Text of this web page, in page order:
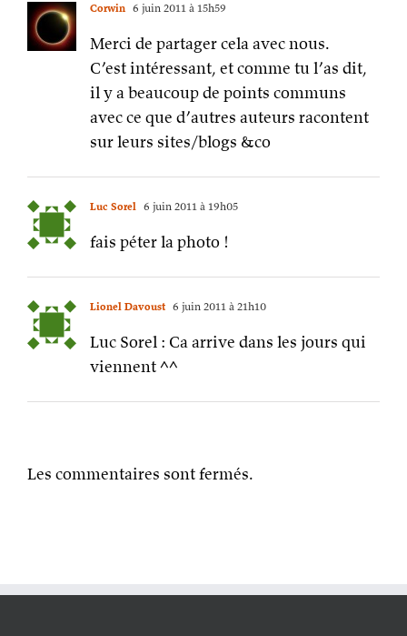
Corwin 6 juin 2011 à 15h59
Merci de partager cela avec nous.
C’est intéressant, et comme tu l’as dit,
il y a beaucoup de points communs
avec ce que d’autres auteurs racontent
sur leurs sites/blogs &co
Luc Sorel 6 juin 2011 à 19h05
fais péter la photo !
Lionel Davoust 6 juin 2011 à 21h10
Luc Sorel : Ca arrive dans les jours qui
viennent ^^
Les commentaires sont fermés.